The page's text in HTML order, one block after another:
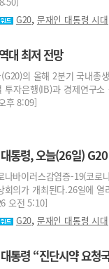
G20, 문재인 대통령 시대
대 최저 전망
의 올해 2분기 국내총
투자은행(IB)과 경제연구
후 8:09]
통령, 오늘(26일)
나바이러스감염증-19(코
회의가 개최된다.26일에
오전 5:10]
G20, 문재인 대통령 시대
통령 “진단시약 요